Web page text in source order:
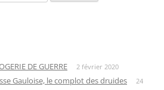
DE GUERRE 2 février 2020
Gauloise, le complot des druides
24